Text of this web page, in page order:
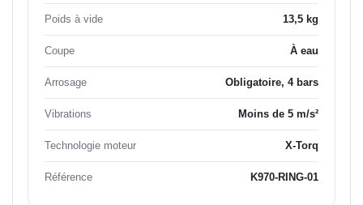
Poids à vide 13,5 kg
Coupe À eau
Arrosage Obligatoire, 4 bars
Vibrations Moins de 5 m/s²
Technologie moteur X-Torq
Référence K970-RING-01